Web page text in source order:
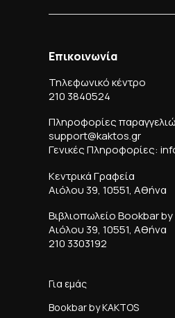
Επικοινωνία
Τηλεφωνικό κέντρο
210 3840524
Πληροφορίες
support@kaktos.gr
Γενικές Πληροφορίες:
Κεντρικά Γραφεία
Αιόλου 39, 10551, Αθήνα
Βιβλιοπωλείο Bookbar by
Αιόλου 39, 10551, Αθήνα
210 3303192
Για εμάς
Bookbar by KAKTOS